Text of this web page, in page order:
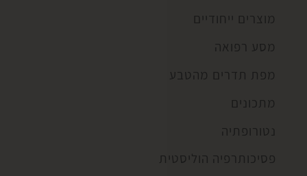
מוצרים ייחודיים
מסע רפואה
מפת תדרים מהטבע
מתכונים
נטורופתיה
פסיכותרפיה הוליסטית